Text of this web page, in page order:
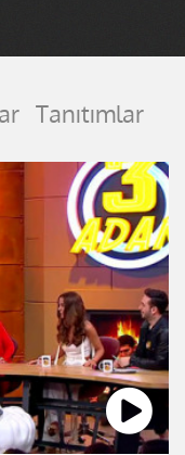
Tanıtımlar